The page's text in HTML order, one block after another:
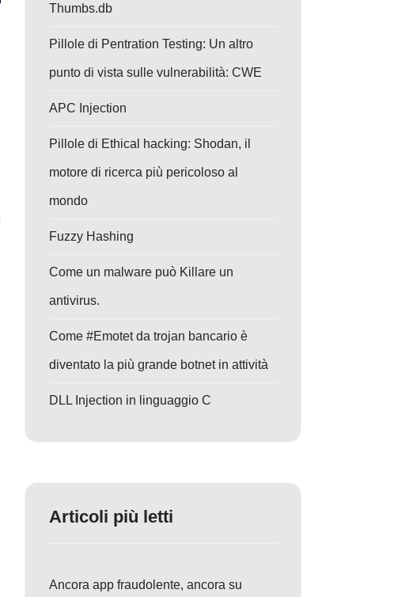
Thumbs.db
Pillole di Pentration Testing: Un altro
punto di vista sulle vulnerabilità: CWE
APC Injection
Pillole di Ethical hacking: Shodan, il
motore di ricerca più pericoloso al
mondo
Fuzzy Hashing
Come un malware può Killare un
antivirus.
Come #Emotet da trojan bancario è
diventato la più grande botnet in attività
DLL Injection in linguaggio C
Articoli più letti
Ancora app fraudolente, ancora su